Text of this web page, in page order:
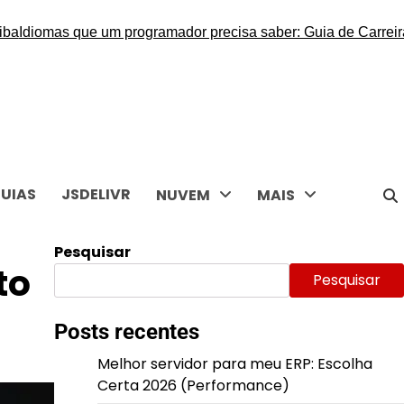
que um programador precisa saber: Guia de Carreira
JSDELIVR NUVEM MAIS
Pesquisar
Pesquisar
Posts recentes
Melhor servidor para meu ERP: Escolha
Certa 2026 (Performance)